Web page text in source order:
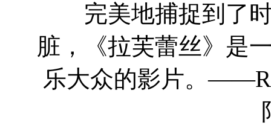
完美地捕捉到了时
脏，《拉芙蕾丝》是
乐大众的影片。